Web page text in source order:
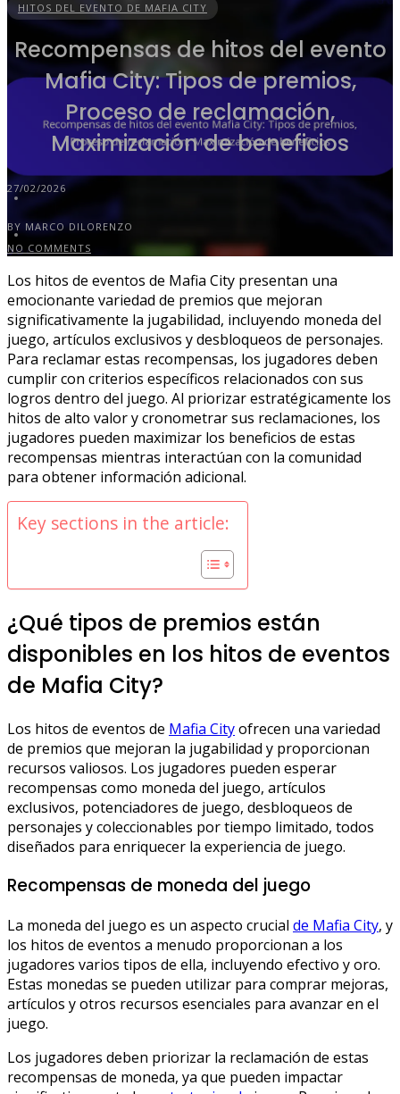
HITOS DEL EVENTO DE MAFIA CITY
Recompensas de hitos del evento
Mafia City: Tipos de premios,
Proceso de reclamación,
Maximización de beneficios
27/02/2026
BY MARCO DILORENZO
NO COMMENTS
Los hitos de eventos de Mafia City presentan una
emocionante variedad de premios que mejoran
significativamente la jugabilidad, incluyendo moneda del
juego, artículos exclusivos y desbloqueos de personajes.
Para reclamar estas recompensas, los jugadores deben
cumplir con criterios específicos relacionados con sus
logros dentro del juego. Al priorizar estratégicamente los
hitos de alto valor y cronometrar sus reclamaciones, los
jugadores pueden maximizar los beneficios de estas
recompensas mientras interactúan con la comunidad
para obtener información adicional.
Key sections in the article:
¿Qué tipos de premios están
disponibles en los hitos de eventos
de Mafia City?
Los hitos de eventos de Mafia Cityofrecen una variedad
de premios que mejoran la jugabilidad y proporcionan
recursos valiosos. Los jugadores pueden esperar
recompensas como moneda del juego, artículos
exclusivos, potenciadores de juego, desbloqueos de
personajes y coleccionables por tiempo limitado, todos
diseñados para enriquecer la experiencia de juego.
Recompensas de moneda del juego
La moneda del juego es un aspecto crucial de Mafia City, y
los hitos de eventos a menudo proporcionan a los
jugadores varios tipos de ella, incluyendo efectivo y oro.
Estas monedas se pueden utilizar para comprar mejoras,
artículos y otros recursos esenciales para avanzar en el
juego.
Los jugadores deben priorizar la reclamación de estas
recompensas de moneda, ya que pueden impactar